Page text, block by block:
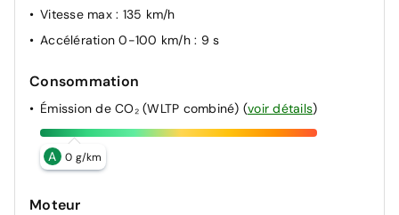
Vitesse max : 135 km/h
Accélération 0-100 km/h : 9 s
Consommation
Émission de CO₂ (WLTP combiné) (voir détails)
A 0 g/km
Moteur